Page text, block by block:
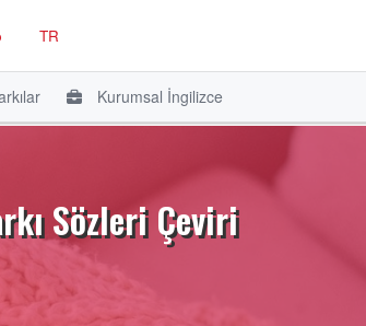
TR
Kurumsal İngilizce
Sözleri Çeviri